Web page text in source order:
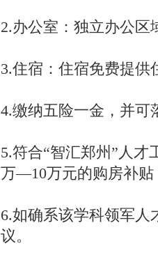
2.办公室：独立办公区
3.住宿：住宿免费提供
4.缴纳五险一金，并可
5.符合“智汇郑州”人才
万—10万元的购房补贴
6.如确系该学科领军
议。